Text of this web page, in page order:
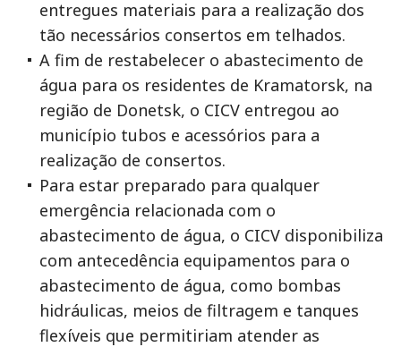
entregues materiais para a realização dos
tão necessários consertos em telhados.
A fim de restabelecer o abastecimento de
água para os residentes de Kramatorsk, na
região de Donetsk, o CICV entregou ao
município tubos e acessórios para a
realização de consertos.
Para estar preparado para qualquer
emergência relacionada com o
abastecimento de água, o CICV disponibiliza
com antecedência equipamentos para o
abastecimento de água, como bombas
hidráulicas, meios de filtragem e tanques
flexíveis que permitiriam atender as